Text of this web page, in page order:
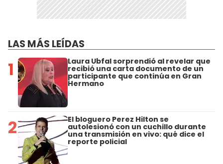
LAS MÁS LEÍDAS
1 Laura Ubfal sorprendió al revelar que
recibió una carta documento de un
participante que continúa en Gran
Hermano
2 El bloguero Perez Hilton se
autolesionó con un cuchillo durante
una transmisión en vivo: qué dice el
reporte policial